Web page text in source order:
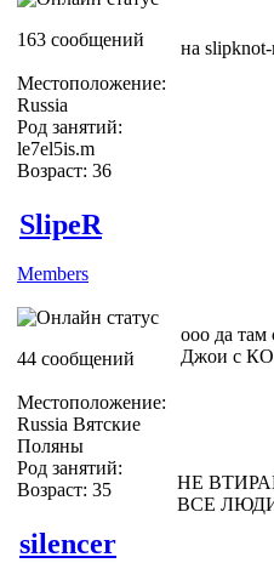
163 сообщений
Местоположение:
Russia
Род занятий:
le7el5is.m
Возраст: 36
на slipknot-
SlipeR
Members
44 сообщений
Местоположение:
Russia Вятские
Поляны
Род занятий:
Возраст: 35
ооо да там
Джои с
НЕ
ВСЕ
silencer